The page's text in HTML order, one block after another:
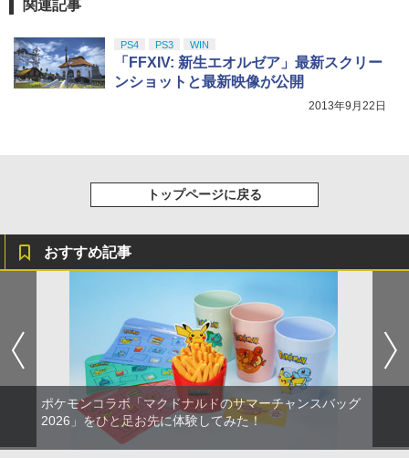
関連記事
PS4 PS3 WIN
「FFXIV: 新生エオルゼア」最新スクリー
ンショットと最新映像が公開
2013年9月22日
トップページに戻る
おすすめ記事
ポケモンコラボ「マクドナルドのサマーチャンスバッグ
2026」をひと足お先に体験してみた！